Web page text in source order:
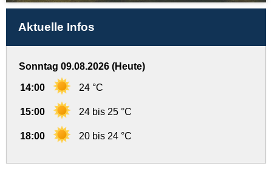
Aktuelle Infos
Sonntag 09.08.2026 (Heute)
14:00 24 °C
15:00 24 bis 25 °C
18:00 20 bis 24 °C